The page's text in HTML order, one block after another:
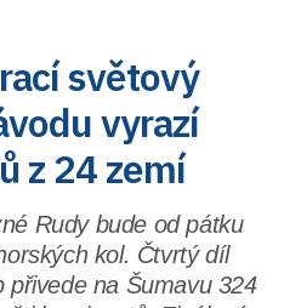
světový
vyrazí
z 24 zemí
Rudy bude od pátku
kol. Čtvrtý díl
přivede na Šumavu 324